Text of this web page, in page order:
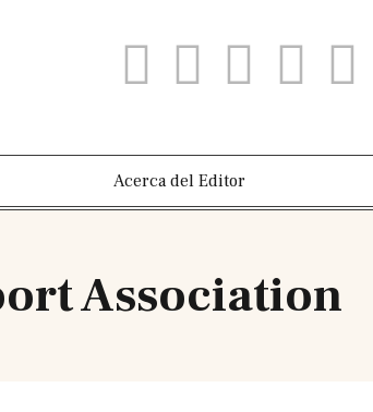
Acerca del Editor
Association